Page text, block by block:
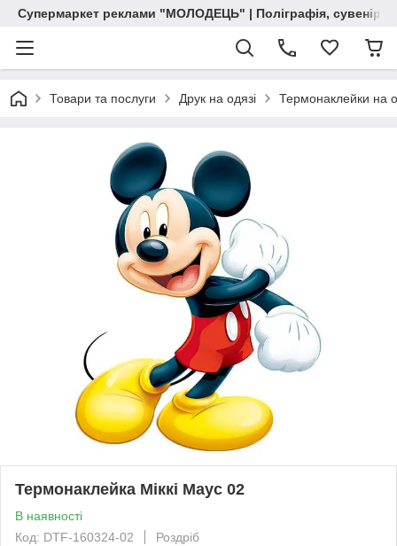
Супермаркет реклами "МОЛОДЕЦЬ" | Поліграфія, сувенірна
Товари та послуги Друк на одязі Термонаклейки на
Термонаклейка Міккі Маус 02
В наявності
Код: DTF-160324-02
Роздріб